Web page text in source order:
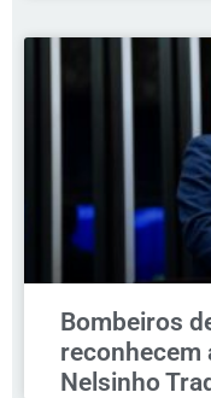
Bombeiros
reconhecem
Nelsinho Trad